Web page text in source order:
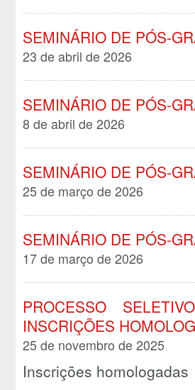
SEMINÁRIO DE PÓS-
23 de abril de 2026
SEMINÁRIO DE PÓS-
8 de abril de 2026
SEMINÁRIO DE PÓS-
25 de março de 2026
SEMINÁRIO DE PÓS-
17 de março de 2026
PROCESSO
INSCRIÇÕES
25 de novembro de 2025
Inscrições homologadas